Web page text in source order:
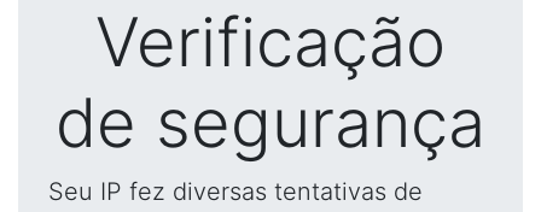
Verificação
de segurança
Seu IP fez diversas tentativas de